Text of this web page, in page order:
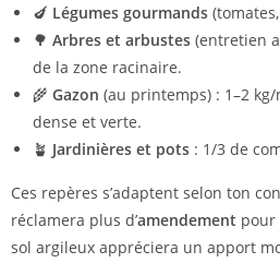
🍆 Légumes gourmands
🌳 Arbres et arbustes (entretien
de la zone racinaire.
🌾 Gazon (au printemps) : 1–2
dense et verte.
🪴 Jardinières et pots : 1/3 de
Ces repères s’adaptent selon ton
réclamera plus d’amendement pour
sol argileux appréciera un apport